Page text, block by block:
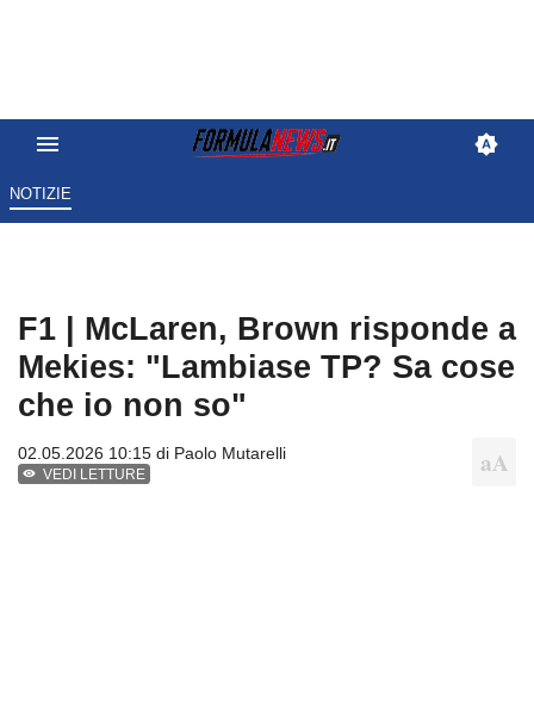
NOTIZIE
F1 | McLaren, Brown risponde a
Mekies: "Lambiase TP? Sa cose
che io non so"
02.05.2026 10:15 di Paolo Mutarelli
VEDI LETTURE